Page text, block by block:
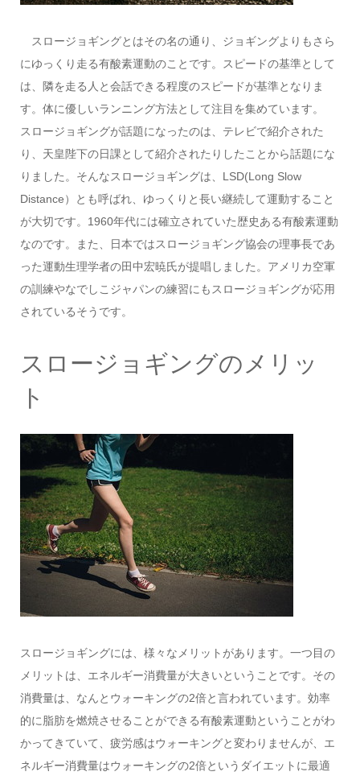
スロージョギングとはその名の通り、ジョギングよりもさら
にゆっくり走る有酸素運動のことです。スピードの基準として
は、隣を走る人と会話できる程度のスピードが基準となりま
す。体に優しいランニング方法として注目を集めています。
スロージョギングが話題になったのは、テレビで紹介された
り、天皇陛下の日課として紹介されたりしたことから話題にな
りました。そんなスロージョギングは、LSD(Long Slow
Distance）とも呼ばれ、ゆっくりと長い継続して運動すること
が大切です。1960年代には確立されていた歴史ある有酸素運動
なのです。また、日本ではスロージョギング協会の理事長であ
った運動生理学者の田中宏暁氏が提唱しました。アメリカ空軍
の訓練やなでしこジャパンの練習にもスロージョギングが応用
されているそうです。
スロージョギングのメリッ
ト
スロージョギングには、様々なメリットがあります。一つ目の
メリットは、エネルギー消費量が大きいということです。その
消費量は、なんとウォーキングの2倍と言われています。効率
的に脂肪を燃焼させることができる有酸素運動ということがわ
かってきていて、疲労感はウォーキングと変わりませんが、エ
ネルギー消費量はウォーキングの2倍というダイエットに最適